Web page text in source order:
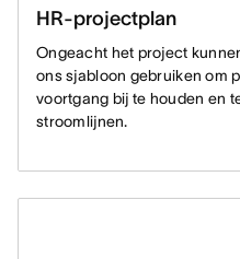
HR-projectplan
Ongeacht het project
ons sjabloon gebruiken om
voortgang bij te houden en
stroomlijnen.